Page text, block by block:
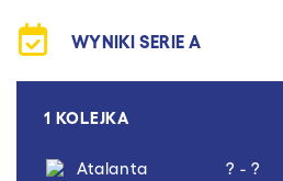
WYNIKI SERIE A
1 KOLEJKA
Atalanta ? - ?